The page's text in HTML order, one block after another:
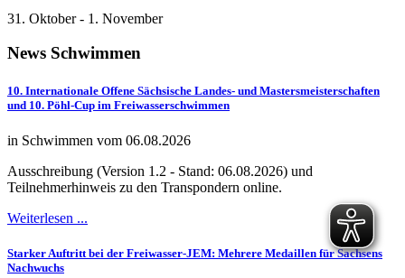
31. Oktober- 1. November
News Schwimmen
10. Internationale Offene Sächsische Landes- und Mastersmeisterschaften
und 10. Pöhl-Cup im Freiwasserschwimmen
in Schwimmen vom 06.08.2026
Ausschreibung (Version 1.2 - Stand: 06.08.2026) und
Teilnehmerhinweis zu den Transpondern online.
Weiterlesen ...
Starker Auftritt bei der Freiwasser-JEM: Mehrere Medaillen für Sachsens
Nachwuchs